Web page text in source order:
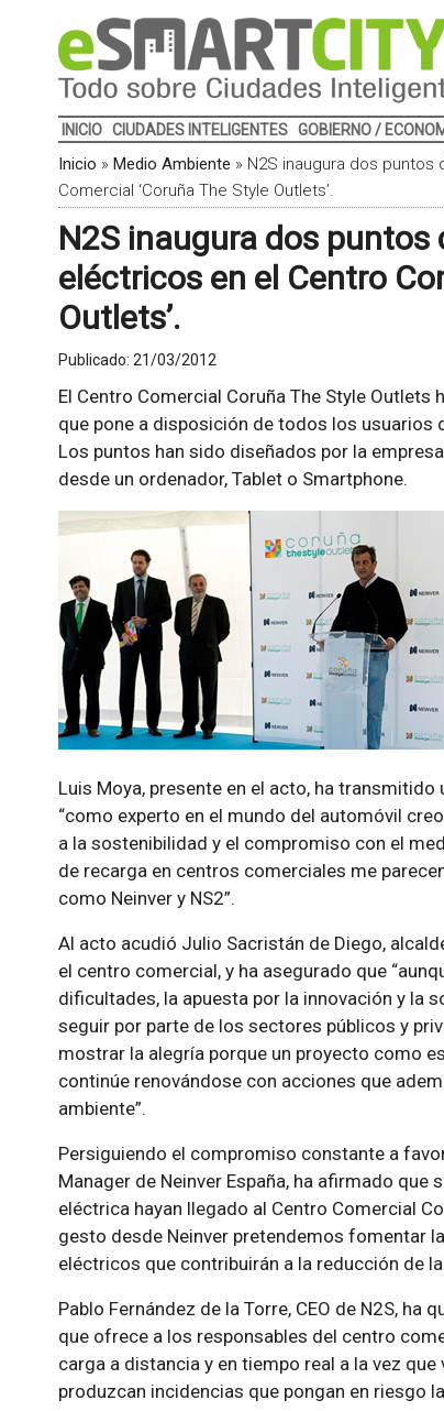
INICIO CIUDADES INTELIGENTES GOBIERNO /
Inicio » Medio Ambiente » N2S inaugura dos
Comercial ‘Coruña The Style Outlets’.
N2S inaugura dos
eléctricos en el Centro
Outlets’.
Publicado: 21/03/2012
El Centro Comercial Coruña The Style
que pone a disposición de todos los
Los puntos han sido diseñados por la
desde un ordenador, Tablet o Smartphone.
Luis Moya, presente en el acto, ha
“como experto en el mundo del automóvil
a la sostenibilidad y el compromiso con el
de recarga en centros comerciales me
como Neinver y NS2”.
Al acto acudió Julio Sacristán de Diego,
el centro comercial, y ha asegurado que
dificultades, la apuesta por la innovación y la
seguir por parte de los sectores públicos y
mostrar la alegría porque un proyecto como
continúe renovándose con acciones que
ambiente”.
Persiguiendo el compromiso constante a
Manager de Neinver España, ha afirmado
eléctrica hayan llegado al Centro Comercial
gesto desde Neinver pretendemos fomentar
eléctricos que contribuirán a la reducción de
Pablo Fernández de la Torre, CEO de N2S,
que ofrece a los responsables del centro
carga a distancia y en tiempo real a la vez
produzcan incidencias que pongan en riesgo